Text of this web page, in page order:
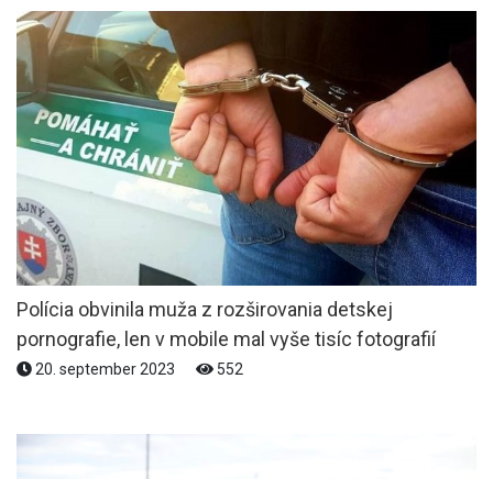
Polícia obvinila muža z rozširovania detskej
pornografie, len v mobile mal vyše tisíc fotografií
20. september 2023 552